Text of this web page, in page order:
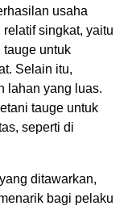
usaha
singkat, yaitu
tauge untuk
Selain itu,
lahan yang luas.
tauge untuk
seperti di
ditawarkan,
bagi pelaku